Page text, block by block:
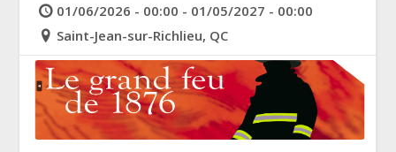
01/06/2026 - 00:00 - 01/05/2027 - 00:00
Saint-Jean-sur-Richlieu, QC